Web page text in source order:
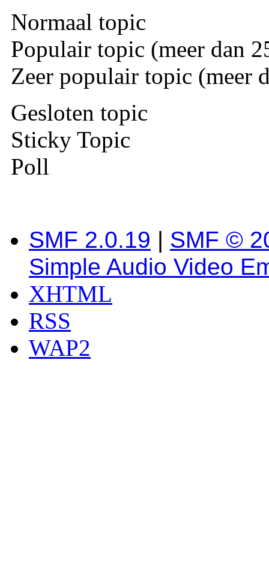
Normaal topic
Populair topic (meer dan
Zeer populair topic (meer
Gesloten topic
Sticky Topic
Poll
SMF 2.0.19 | SMF ©
Simple Audio Video
XHTML
RSS
WAP2